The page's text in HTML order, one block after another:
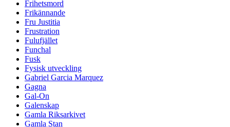
Frihetsmord
Frikännande
Fru Justitia
Frustration
Fulufjället
Funchal
Fusk
Fysisk utveckling
Gabriel Garcia Marquez
Gagna
Gal-On
Galenskap
Gamla Riksarkivet
Gamla Stan